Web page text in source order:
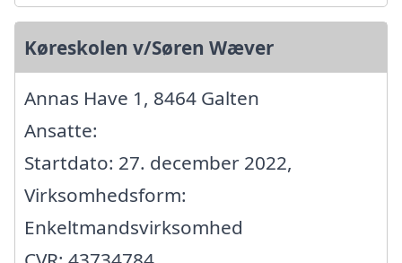
Køreskolen v/Søren Wæver
Annas Have 1, 8464 Galten
Ansatte:
Startdato: 27. december 2022,
Virksomhedsform:
Enkeltmandsvirksomhed